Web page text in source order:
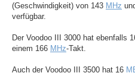
(Geschwindigkeit) von 143 MHz
verfügbar.
Der Voodoo III 3000 hat ebenfalls
einem 166 MHz-Takt.
Auch der Voodoo III 3500 hat 16